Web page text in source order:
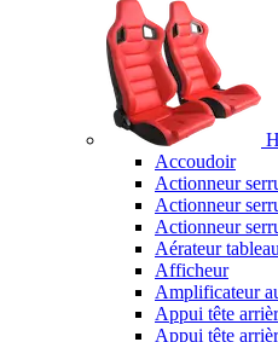
Accoudoir
Actionneur
Actionneur
Actionneur
Aérateur
Afficheur
Amplificateur
Appui tête
Appui tête